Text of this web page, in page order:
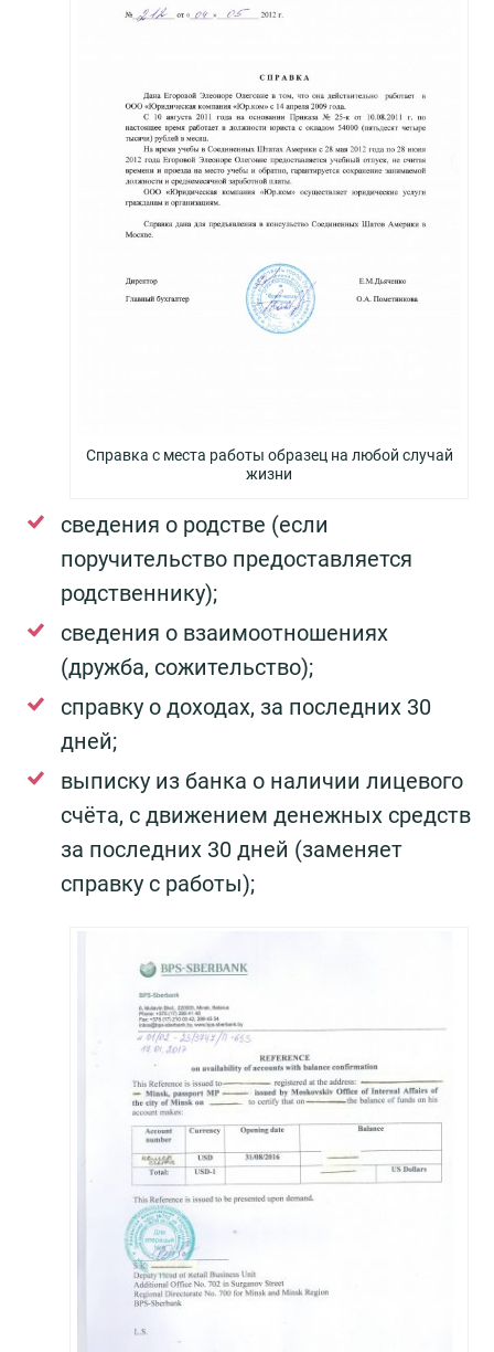
Справка с места работы образец на любой случай
жизни
сведения о родстве (если
поручительство предоставляется
родственнику);
сведения о взаимоотношениях
(дружба, сожительство);
справку о доходах, за последних 30
дней;
выписку из банка о наличии лицевого
счёта, с движением денежных средств
за последних 30 дней (заменяет
справку с работы);